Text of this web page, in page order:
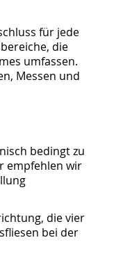
für jede
die
umfassen.
Messen und
bedingt zu
empfehlen wir
die vier
bei der